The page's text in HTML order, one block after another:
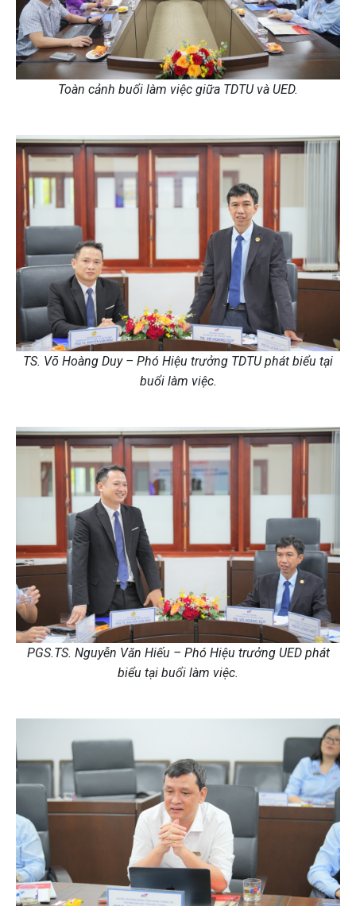
Toàn cảnh buổi làm việc giữa TDTU và UED.
TS. Võ Hoàng Duy – Phó Hiệu trưởng TDTU phát biểu tại
buổi làm việc.
PGS.TS. Nguyễn Văn Hiếu – Phó Hiệu trưởng UED phát
biểu tại buổi làm việc.